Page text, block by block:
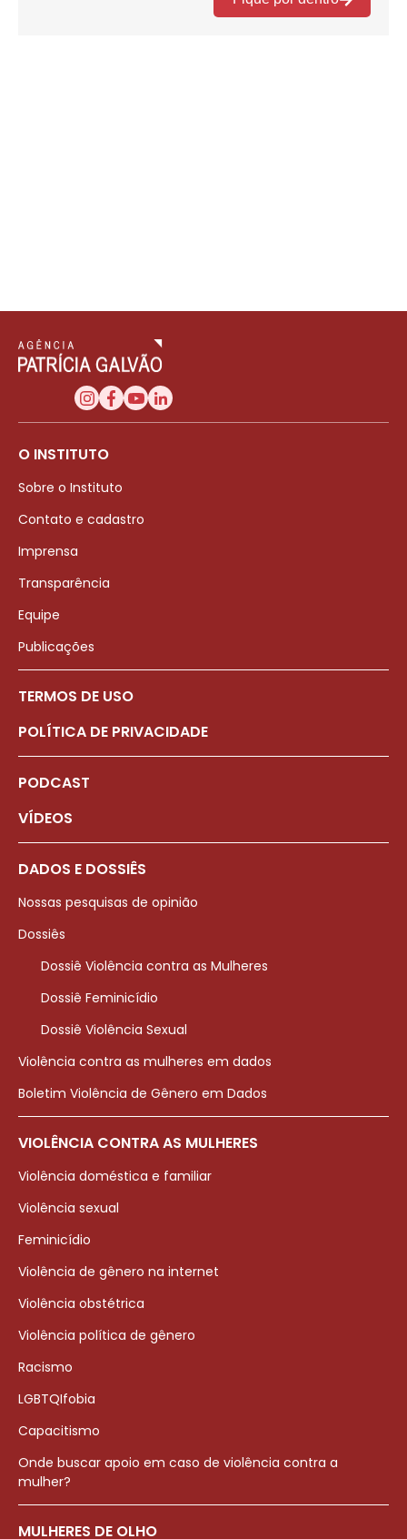
O INSTITUTO
Sobre o Instituto
Contato e cadastro
Imprensa
Transparência
Equipe
Publicações
TERMOS DE USO
POLÍTICA DE PRIVACIDADE
PODCAST
VÍDEOS
DADOS E DOSSIÊS
Nossas pesquisas de opinião
Dossiês
Dossiê Violência contra as Mulheres
Dossiê Feminicídio
Dossiê Violência Sexual
Violência contra as mulheres em dados
Boletim Violência de Gênero em Dados
VIOLÊNCIA CONTRA AS MULHERES
Violência doméstica e familiar
Violência sexual
Feminicídio
Violência de gênero na internet
Violência obstétrica
Violência política de gênero
Racismo
LGBTQIfobia
Capacitismo
Onde buscar apoio em caso de violência contra a
mulher?
MULHERES DE OLHO